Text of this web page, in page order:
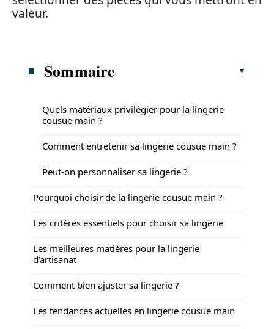
valeur.
Sommaire
Quels matériaux privilégier pour la lingerie
cousue main ?
Comment entretenir sa lingerie cousue main ?
Peut-on personnaliser sa lingerie ?
Pourquoi choisir de la lingerie cousue main ?
Les critères essentiels pour choisir sa lingerie
Les meilleures matières pour la lingerie
d’artisanat
Comment bien ajuster sa lingerie ?
Les tendances actuelles en lingerie cousue main